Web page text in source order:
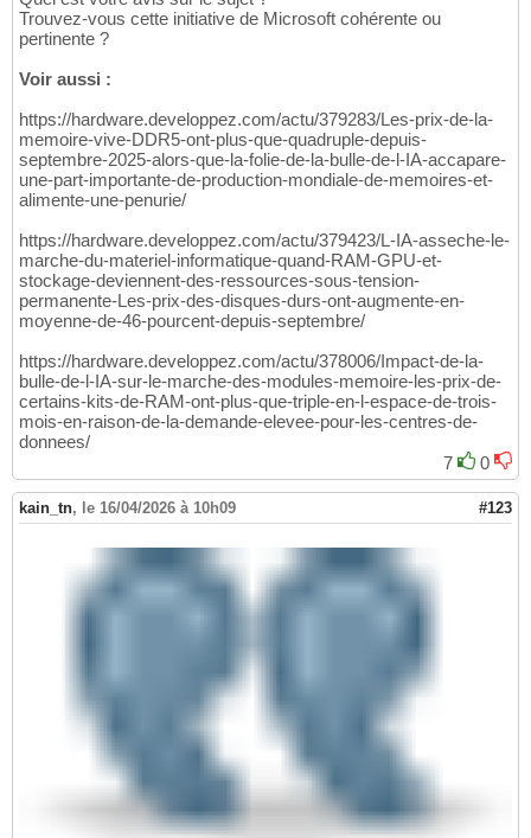
Trouvez-vous cette initiative de Microsoft cohérente ou
pertinente ?
Voir aussi :
https://hardware.developpez.com/actu/379283/Les-prix-de-la-
memoire-vive-DDR5-ont-plus-que-quadruple-depuis-
septembre-2025-alors-que-la-folie-de-la-bulle-de-l-IA-accapare-
une-part-importante-de-production-mondiale-de-memoires-et-
alimente-une-penurie/
https://hardware.developpez.com/actu/379423/L-IA-asseche-le-
marche-du-materiel-informatique-quand-RAM-GPU-et-
stockage-deviennent-des-ressources-sous-tension-
permanente-Les-prix-des-disques-durs-ont-augmente-en-
moyenne-de-46-pourcent-depuis-septembre/
https://hardware.developpez.com/actu/378006/Impact-de-la-
bulle-de-l-IA-sur-le-marche-des-modules-memoire-les-prix-de-
certains-kits-de-RAM-ont-plus-que-triple-en-l-espace-de-trois-
mois-en-raison-de-la-demande-elevee-pour-les-centres-de-
donnees/
7
0
kain_tn, le 16/04/2026 à 10h09 #123